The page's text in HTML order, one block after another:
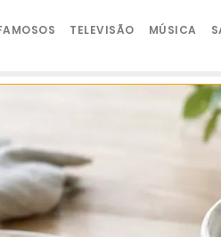
TELEVISÃO MÚSICA